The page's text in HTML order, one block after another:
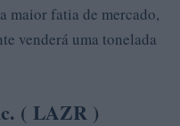
maior fatia de mercado,
venderá uma tonelada
( LAZR )